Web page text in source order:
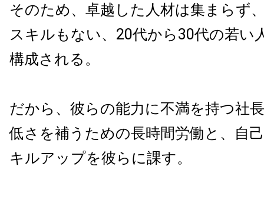
そのため、卓越した人材は集まらず
スキルもない、20代から30代の若い
構成される。
だから、彼らの能力に不満を持つ社
低さを補うための長時間労働と、自
キルアップを彼らに課す。